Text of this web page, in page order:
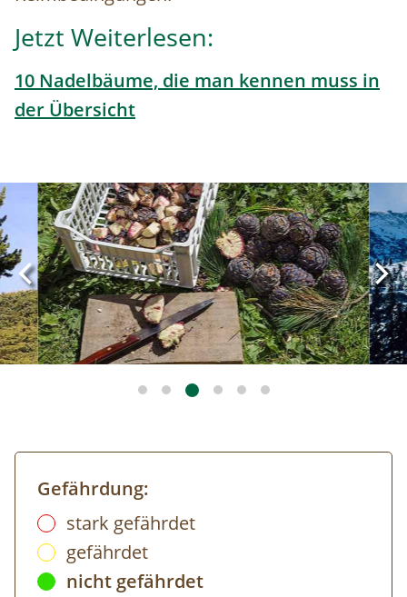
Jetzt Weiterlesen:
10 Nadelbäume, die man kennen muss in
der Übersicht
Image
Gefährdung:
stark gefährdet
gefährdet
nicht gefährdet